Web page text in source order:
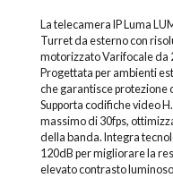
La telecamera IP Luma
Turret da esterno con
motorizzato Varifocale da
Progettata per ambienti
che garantisce protezione
Supporta codifiche video
massimo di 30fps,
della banda. Integra
120dB per migliorare la
elevato contrasto